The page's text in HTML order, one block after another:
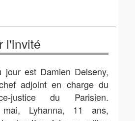
l'invité
jour est Damien Delseny,
adjoint en charge du
justice du Parisien.
Lyhanna, 11 ans,